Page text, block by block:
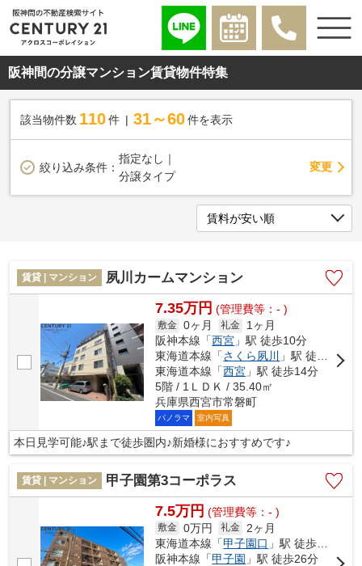
阪神間の分譲マンション賃貸物件特集
該当物件数 110件 31～60 件を表示
絞り込み条件：
指定なし｜
分譲タイプ
変更
賃貸 | マンション 夙川カームマンション
7.35万円 (管理費等：- )
敷金 0ヶ月 礼金
1ヶ月
阪神本線「西宮 」駅 徒歩10分
東海道本線「さくら夙川
」駅 徒歩13分
東海道本線「西宮 」駅 徒歩14分
5階 / 1ＬＤＫ / 35.40㎡
兵庫県西宮市常磐町
パノラマ 室内写真
本日見学可能♪駅まで徒歩圏内♪新婚様におすすめです♪
賃貸 | マンション 甲子園第3コーポラス
7.5万円 (管理費等：- )
敷金 0万円 礼金
2ヶ月
東海道本線「甲子園口 」駅 徒歩5分
阪神本線「甲子園 」駅 徒歩26分